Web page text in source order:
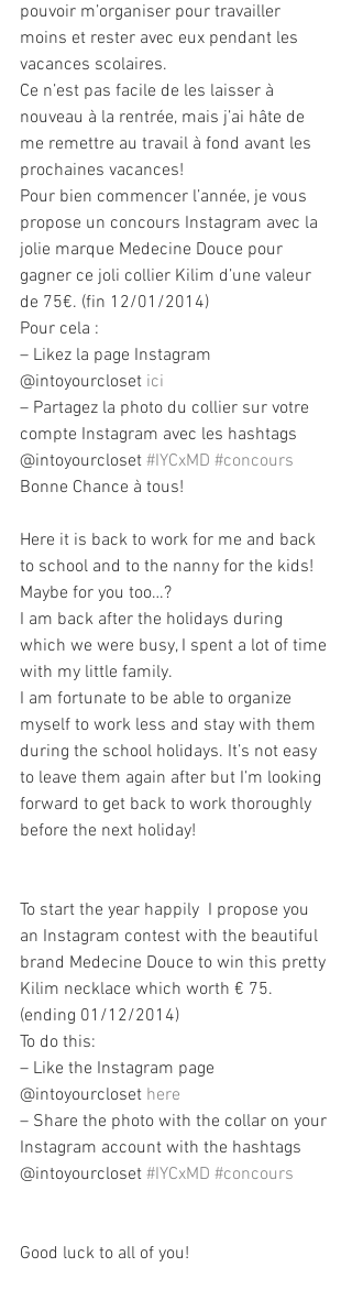
pouvoir m’organiser pour travailler
moins et rester avec eux pendant les
vacances scolaires.
Ce n’est pas facile de les laisser à
nouveau à la rentrée, mais j’ai hâte de
me remettre au travail à fond avant les
prochaines vacances!
Pour bien commencer l’année, je vous
propose un concours Instagram avec la
jolie marque Medecine Douce pour
gagner ce joli collier Kilim d’une valeur
de 75€. (fin 12/01/2014)
Pour cela :
– Likez la page Instagram
@intoyourcloset ici
– Partagez la photo du collier sur votre
compte Instagram avec les hashtags
@intoyourcloset #IYCxMD #concours
Bonne Chance à tous!
Here it is back to work for me and back
to school and to the nanny for the kids!
Maybe for you too…?
I am back after the holidays during
which we were busy, I spent a lot of time
with my little family.
I am fortunate to be able to organize
myself to work less and stay with them
during the school holidays. It’s not easy
to leave them again after but I’m looking
forward to get back to work thoroughly
before the next holiday!
To start the year happily  I propose you
an Instagram contest with the beautiful
brand Medecine Douce to win this pretty
Kilim necklace which worth € 75.
(ending 01/12/2014)
To do this:
– Like the Instagram page
@intoyourcloset here
– Share the photo with the collar on your
Instagram account with the hashtags
@intoyourcloset #IYCxMD #concours
Good luck to all of you!